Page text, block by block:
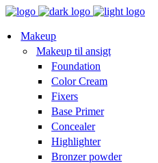
Makeup
Makeup til ansigt
Foundation
Color Cream
Fixers
Base Primer
Concealer
Highlighter
Bronzer powder